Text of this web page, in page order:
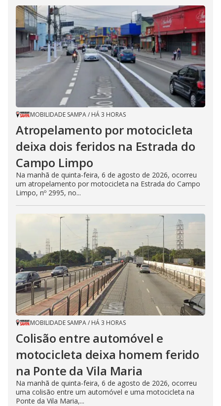
MOBILIDADE SAMPA/ HÁ 3 HORAS
Atropelamento por motocicleta
deixa dois feridos na Estrada do
Campo Limpo
Na manhã de quinta-feira, 6 de agosto de 2026, ocorreu
um atropelamento por motocicleta na Estrada do Campo
Limpo, nº 2995, no...
MOBILIDADE SAMPA/ HÁ 3 HORAS
Colisão entre automóvel e
motocicleta deixa homem ferido
na Ponte da Vila Maria
Na manhã de quinta-feira, 6 de agosto de 2026, ocorreu
uma colisão entre um automóvel e uma motocicleta na
Ponte da Vila Maria,...